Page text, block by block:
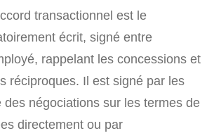
transactionnel est le
écrit, signé entre
rappelant les concessions et
réciproques. Il est signé par les
des négociations sur les termes de
directement ou par